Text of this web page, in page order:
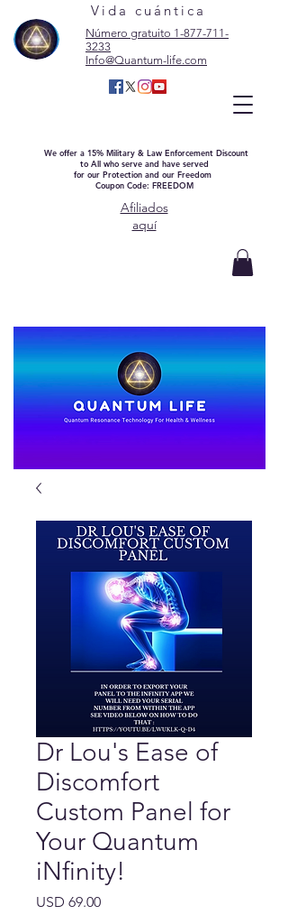
Vida cuántica
Número gratuito 1-877-711-
3233
Info@Quantum-life.com
We offer a 15% Military & Law Enforcement Discount
to All who serve and have served
for our Protection and our Freedom
Coupon Code: FREEDOM
Afiliados
aquí
Dr Lou's Ease of
Discomfort
Custom Panel for
Your Quantum
iNfinity!
USD 69.00Precio